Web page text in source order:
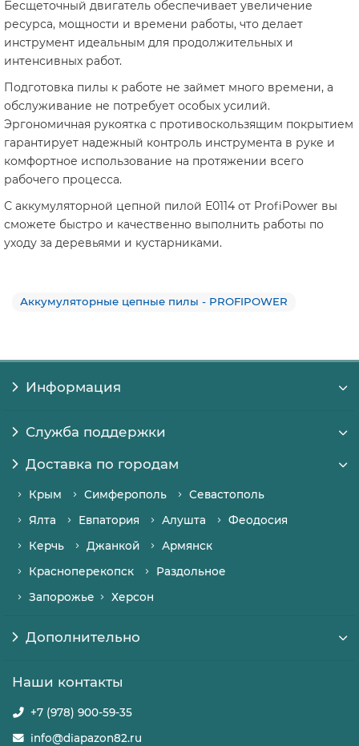
Бесщеточный двигатель обеспечивает увеличение
ресурса, мощности и времени работы, что делает
инструмент идеальным для продолжительных и
интенсивных работ.
Подготовка пилы к работе не займет много времени, а
обслуживание не потребует особых усилий.
Эргономичная рукоятка с противоскользящим покрытием
гарантирует надежный контроль инструмента в руке и
комфортное использование на протяжении всего
рабочего процесса.
С аккумуляторной цепной пилой E0114 от ProfiPower вы
сможете быстро и качественно выполнить работы по
уходу за деревьями и кустарниками.
Аккумуляторные цепные пилы - PROFIPOWER
Информация
Служба поддержки
Доставка по городам
Крым Симферополь
Севастополь
Ялта
Евпатория Алушта
Феодосия
Керчь
Джанкой
Армянск
Красноперекопск
Раздольное
Запорожье
Херсон
Дополнительно
Наши контакты
+7 (978) 900-59-35
info@diapazon82.ru